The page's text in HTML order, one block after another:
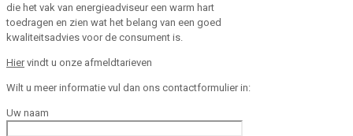
die het vak van energieadviseur een warm hart
toedragen en zien wat het belang van een goed
kwaliteitsadvies voor de consument is.
Hiervindt u onze afmeldtarieven
Wilt u meer informatie vul dan ons contactformulier in:
Uw naam